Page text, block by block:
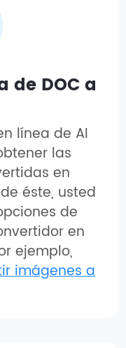
de DOC a
línea de AI
las
en
éste, usted
de
en
ejemplo,
imágenes a